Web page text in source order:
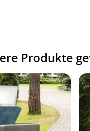
Produkte